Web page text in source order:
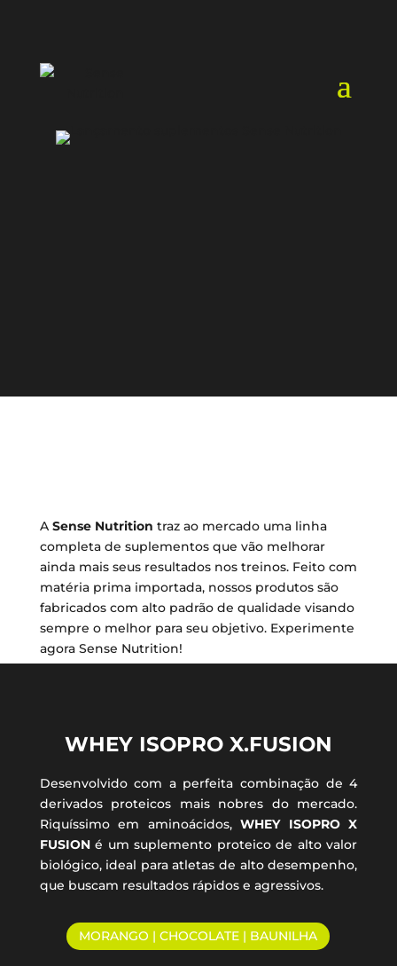
A Sense Nutrition traz ao mercado uma linha
completa de suplementos que vão melhorar
ainda mais seus resultados nos treinos. Feito com
matéria prima importada, nossos produtos são
fabricados com alto padrão de qualidade visando
sempre o melhor para seu objetivo. Experimente
agora Sense Nutrition!
WHEY ISOPRO X.FUSION
Desenvolvido com a perfeita combinação de 4
derivados proteicos mais nobres do mercado.
Riquíssimo em aminoácidos,WHEY ISOPRO X
FUSIONé um suplemento proteico de alto valor
biológico, ideal para atletas de alto desempenho,
que buscam resultados rápidos e agressivos.
MORANGO | CHOCOLATE | BAUNILHA